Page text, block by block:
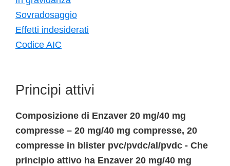
Sovradosaggio
Effetti indesiderati
Codice AIC
Principi attivi
Composizione di Enzaver 20 mg/40 mg
compresse – 20 mg/40 mg compresse, 20
compresse in blister pvc/pvdc/al/pvdc - Che
principio attivo ha Enzaver 20 mg/40 mg